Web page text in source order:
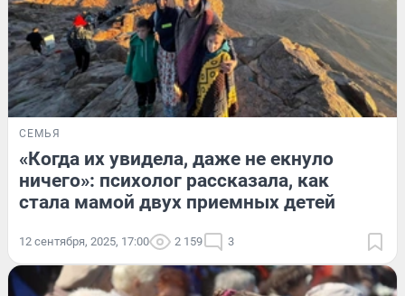
СЕМЬЯ
«Когда их увидела, даже не екнуло
ничего»: психолог рассказала, как
стала мамой двух приемных детей
12 сентября, 2025, 17:00 2 159 3